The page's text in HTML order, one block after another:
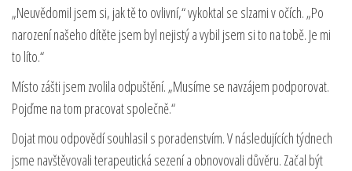
„Neuvědomil jsem si, jak tě to ovlivní,“ vykoktal se slzami v očích. „Po
narození našeho dítěte jsem byl nejistý a vybil jsem si to na tobě. Je mi
to líto.“
Místo zášti jsem zvolila odpuštění. „Musíme se navzájem podporovat.
Pojďme na tom pracovat společně.“
Dojat mou odpovědí souhlasil s poradenstvím. V následujících týdnech
jsme navštěvovali terapeutická sezení a obnovovali důvěru. Začal být